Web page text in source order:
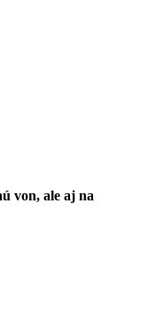
von, ale aj na